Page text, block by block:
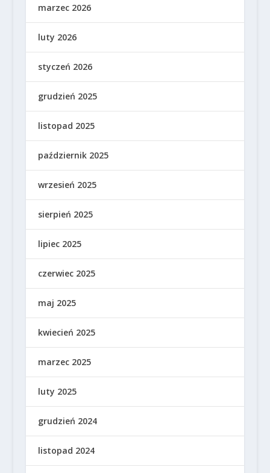
marzec 2026
luty 2026
styczeń 2026
grudzień 2025
listopad 2025
październik 2025
wrzesień 2025
sierpień 2025
lipiec 2025
czerwiec 2025
maj 2025
kwiecień 2025
marzec 2025
luty 2025
grudzień 2024
listopad 2024